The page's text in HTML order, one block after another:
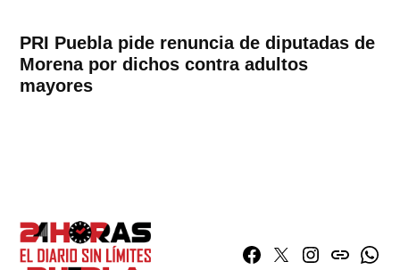
PRI Puebla pide renuncia de diputadas de
Morena por dichos contra adultos
mayores
Facebook
TwitterInstagram
issuu